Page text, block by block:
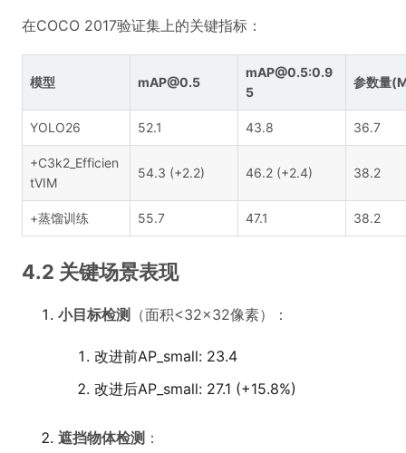
在COCO 2017验证集上的关键指标：
模型 mAP@0.5
mAP@0.5:0.9
5
参数量
YOLO26 52.1 43.8 36.7
+C3k2_Efficien
tVIM
54.3 (+2.2) 46.2 (+2.4) 38.2
+蒸馏训练 55.7 47.1 38.2
4.2 关键场景表现
小目标检测 （面积<32×32像素）：
改进前AP_small: 23.4
改进后AP_small: 27.1 (+15.8%)
遮挡物体检测 ：